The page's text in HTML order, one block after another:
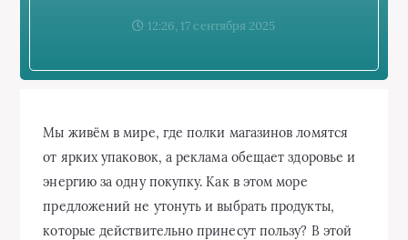
12:26, 17 сентября 2025
Мы живём в мире, где полки магазинов ломятся
от ярких упаковок, а реклама обещает здоровье и
энергию за одну покупку. Как в этом море
предложений не утонуть и выбрать продукты,
которые действительно принесут пользу? В этой